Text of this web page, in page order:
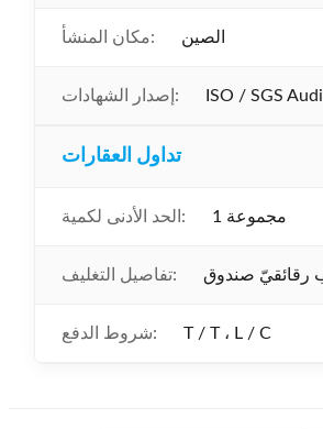
مكان المنشأ: الصين
إصدار الشهادات: ISO / SGS
تداول العقارات
الحد الأدنى لكمية: 1 مجموعة
تفاصيل التغليف: صندوق
شروط الدفع: T / T ، L / C